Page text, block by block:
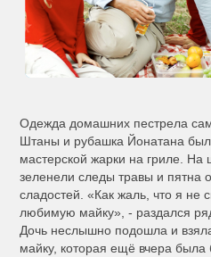
Одежда домашних пестрела
Штаны и рубашка Йонатана
мастерской жарки на гриле. На
зеленели следы травы и пятна
сладостей. «Как жаль, что я не
любимую майку», - раздался
Дочь неслышно подошла и
майку, которая ещё вчера была